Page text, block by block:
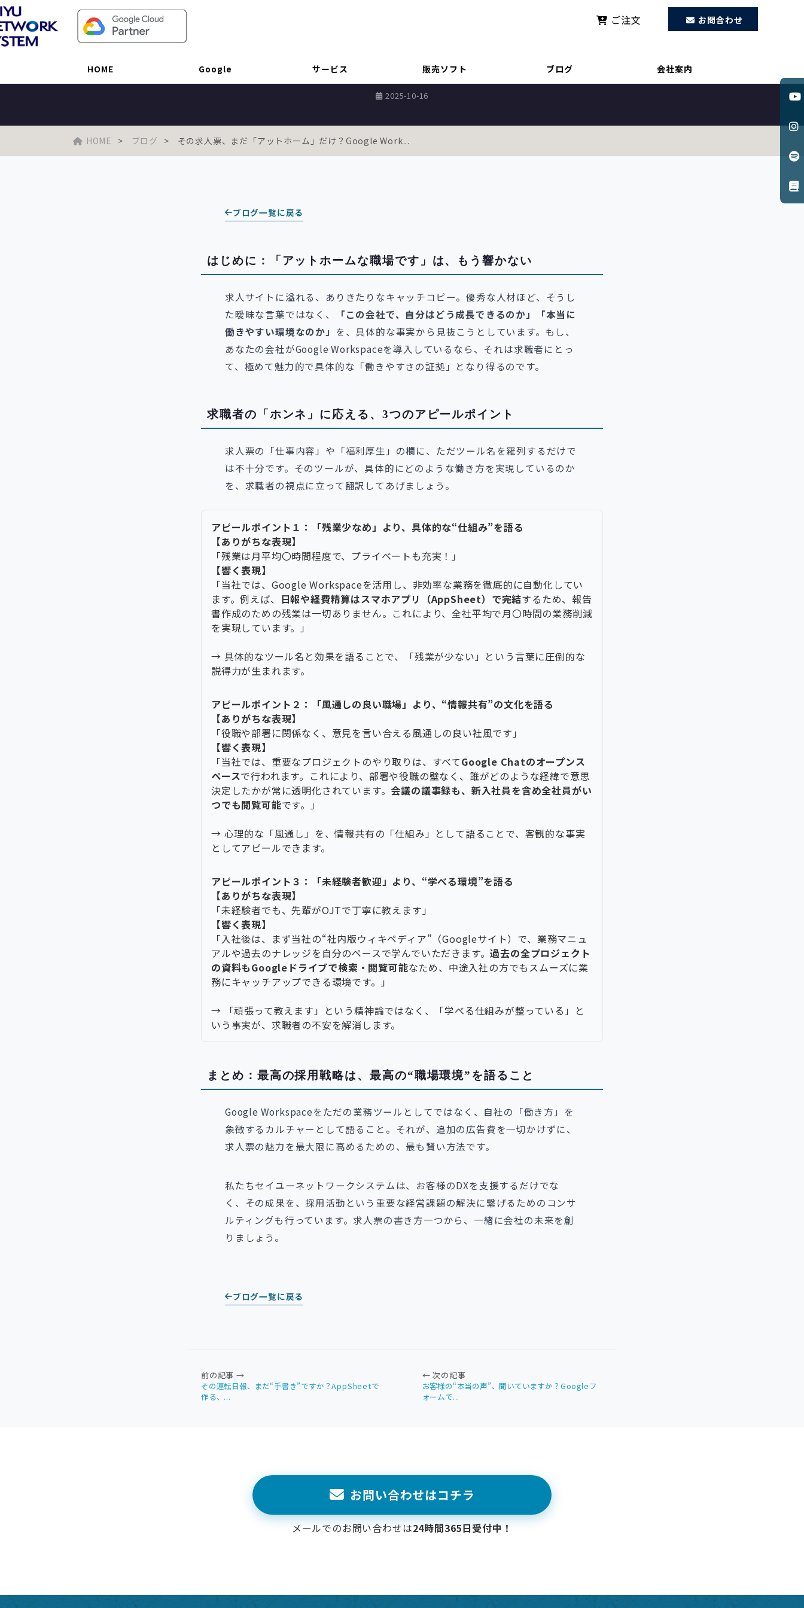
お問合わせ
ご注文
HOME Google サービス 販売ソフト ブログ 会社案内
その求人票、まだ「アットホーム」だけ？Google Workspaceで“働きやすさ”を科学的にアピールする方法
2025-10-16
HOME ブログ その求人票、まだ「アットホーム」だけ？Google Work...
ブログ一覧に戻る
はじめに：「アットホームな職場です」は、もう響かない
求人サイトに溢れる、ありきたりなキャッチコピー。優秀な人材ほど、そうし
た曖昧な言葉ではなく、
「この会社で、自分はどう成長できるのか」「本当に
働きやすい環境なのか」 を、具体的な事実から見抜こうとしています。もし、
あなたの会社がGoogle Workspaceを導入しているなら、それは求職者にとっ
て、極めて魅力的で具体的な「働きやすさの証拠」となり得るのです。
求職者の「ホンネ」に応える、3つのアピールポイント
求人票の「仕事内容」や「福利厚生」の欄に、ただツール名を羅列するだけで
は不十分です。そのツールが、具体的にどのような働き方を実現しているのか
を、求職者の視点に立って翻訳してあげましょう。
アピールポイント１：「残業少なめ」より、具体的な“仕組み”を語る
【ありがちな表現】
「残業は月平均〇時間程度で、プライベートも充実！」
【響く表現】
「当社では、Google Workspaceを活用し、非効率な業務を徹底的に自動化してい
ます。例えば、 日報や経費精算はスマホアプリ（AppSheet）で完結するため、報告
書作成のための残業は一切ありません。これにより、全社平均で月〇時間の業務削減
を実現しています。」
→ 具体的なツール名と効果を語ることで、「残業が少ない」という言葉に圧倒的な
説得力が生まれます。
アピールポイント２：「風通しの良い職場」より、“情報共有”の文化を語る
【ありがちな表現】
「役職や部署に関係なく、意見を言い合える風通しの良い社風です」
【響く表現】
「当社では、重要なプロジェクトのやり取りは、すべてGoogle Chatのオープンス
ペースで行われます。これにより、部署や役職の壁なく、誰がどのような経緯で意思
決定したかが常に透明化されています。 会議の議事録も、新入社員を含め全社員がい
つでも閲覧可能です。」
→ 心理的な「風通し」を、情報共有の「仕組み」として語ることで、客観的な事実
としてアピールできます。
アピールポイント３：「未経験者歓迎」より、“学べる環境”を語る
【ありがちな表現】
「未経験者でも、先輩がOJTで丁寧に教えます」
【響く表現】
「入社後は、まず当社の“社内版ウィキペディア”（Googleサイト）で、業務マニュ
アルや過去のナレッジを自分のペースで学んでいただきます。過去の全プロジェクト
の資料もGoogleドライブで検索・閲覧可能なため、中途入社の方でもスムーズに業
務にキャッチアップできる環境です。」
→ 「頑張って教えます」という精神論ではなく、「学べる仕組みが整っている」と
いう事実が、求職者の不安を解消します。
まとめ：最高の採用戦略は、最高の“職場環境”を語ること
Google Workspaceをただの業務ツールとしてではなく、自社の「働き方」を
象徴するカルチャーとして語ること。それが、追加の広告費を一切かけずに、
求人票の魅力を最大限に高めるための、最も賢い方法です。
私たちセイユーネットワークシステムは、お客様のDXを支援するだけでな
く、その成果を、採用活動という重要な経営課題の解決に繋げるためのコンサ
ルティングも行っています。求人票の書き方一つから、一緒に会社の未来を創
りましょう。
ブログ一覧に戻る
前の記事 →
その運転日報、まだ“手書き”ですか？AppSheetで
作る、...
← 次の記事
お客様の“本当の声”、聞いていますか？Googleフ
ォームで...
お問い合わせはコチラ
メールでのお問い合わせは24時間365日受付中！